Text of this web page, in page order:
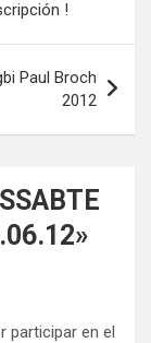
!
Paul Broch
2012
»
participar en el